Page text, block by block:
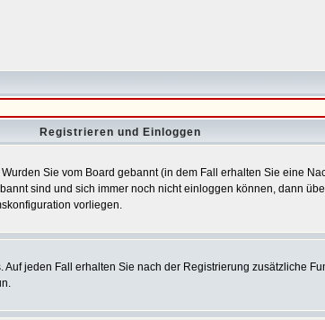
Registrieren und Einloggen
Sie vom Board gebannt (in dem Fall erhalten Sie eine
sind und sich immer noch nicht einloggen können, dann
vorliegen.
jeden Fall erhalten Sie nach der Registrierung zusätzliche